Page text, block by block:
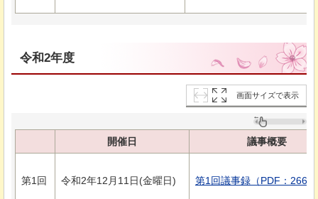
令和2年度
画面サイズで表示
開催日 議事概要
第1回 令和2年12月11日(金曜日) 第1回議事録（PDF：